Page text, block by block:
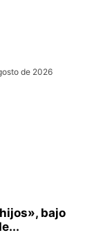
de 2026
bajo